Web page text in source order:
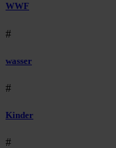
WWF
#
wasser
#
Kinder
#